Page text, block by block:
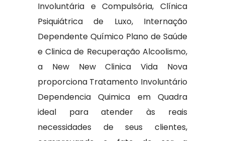
Involuntária e Compulsória, Clínica
Psiquiátrica de Luxo, Internação
Dependente Químico Plano de Saúde
e Clinica de Recuperação Alcoolismo,
a New New Clinica Vida Nova
proporciona Tratamento Involuntário
Dependencia Quimica em Quadra
ideal para atender às reais
necessidades de seus clientes,